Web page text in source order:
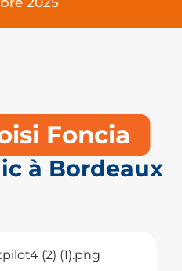
Foncia
à Bordeaux